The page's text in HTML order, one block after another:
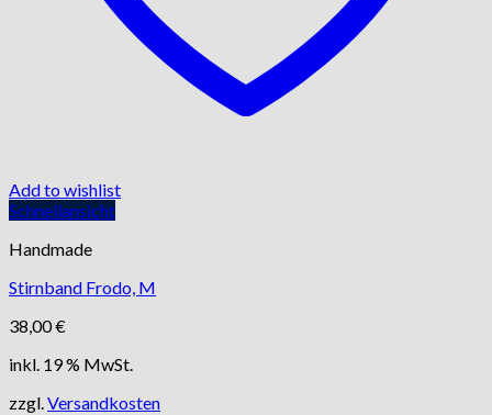
Add to wishlist
Schnellansicht
Handmade
Stirnband Frodo, M
38,00€
inkl. 19 % MwSt.
zzgl.Versandkosten